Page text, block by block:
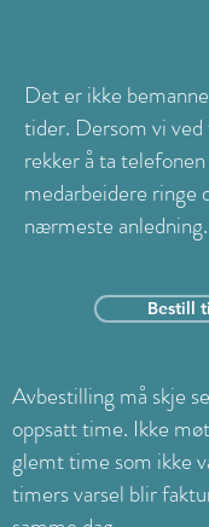
Det er ikke
tider. Dersom vi
rekker å ta
medarbeidere ringe
nærmeste anledning.
Bestill
Avbestilling må skje
oppsatt time. Ikke
glemt time som ikke
timers varsel blir